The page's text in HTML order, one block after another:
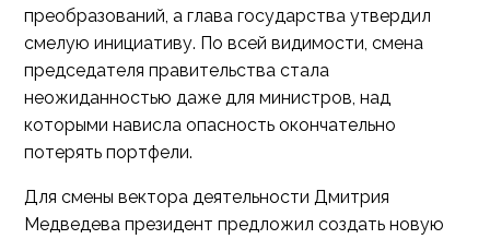
преобразований, а глава государства утвердил
смелую инициативу. По всей видимости, смена
председателя правительства стала
неожиданностью даже для министров, над
которыми нависла опасность окончательно
потерять портфели.
Для смены вектора деятельности Дмитрия
Медведева президент предложил создать новую